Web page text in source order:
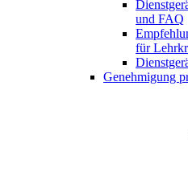
und FAQ
für
Genehmigung